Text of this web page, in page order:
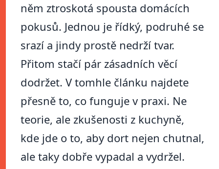
něm ztroskotá spousta domácích
pokusů. Jednou je řídký, podruhé se
srazí a jindy prostě nedrží tvar.
Přitom stačí pár zásadních věcí
dodržet. V tomhle článku najdete
přesně to, co funguje v praxi. Ne
teorie, ale zkušenosti z kuchyně,
kde jde o to, aby dort nejen chutnal,
ale taky dobře vypadal a vydržel.